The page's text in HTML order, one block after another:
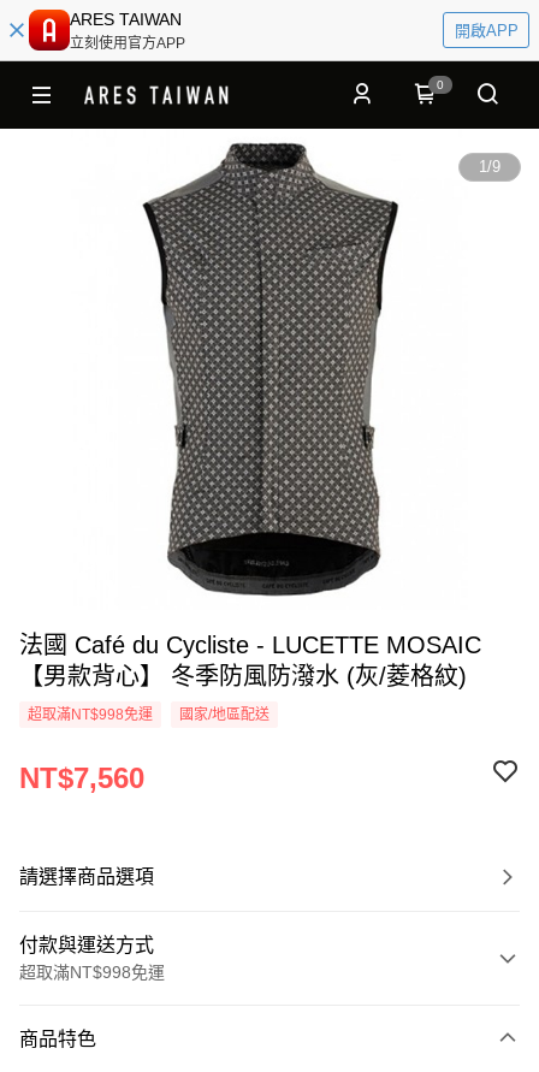
ARES TAIWAN
立刻使用官方APP
開啟APP
0
1/9
法國 Café du Cycliste - LUCETTE MOSAIC
【男款背心】 冬季防風防潑水 (灰/菱格紋)
超取滿NT$998免運 國家/地區配送
NT$7,560
請選擇商品選項
付款與運送方式
超取滿NT$998免運
信用卡一次付款
商品特色